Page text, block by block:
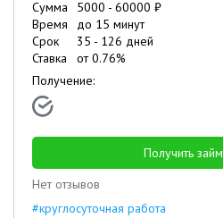
Сумма 5000 - 60000 ₽
Время
до 15 минут
Срок
35 - 126 дней
Ставка
от0.76%
Получение:
Получить займ
Нет отзывов
#круглосуточная работа